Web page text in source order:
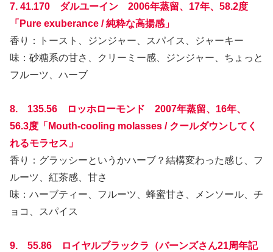
7. 41.170 ダルユーイン 2006年蒸留、17年、58.2度
「Pure exuberance / 純粋な高揚感」
香り：トースト、ジンジャー、スパイス、ジャーキー
味：砂糖系の甘さ、クリーミー感、ジンジャー、ちょっと
フルーツ、ハーブ
8. 135.56 ロッホローモンド 2007年蒸留、16年、
56.3度「Mouth-cooling molasses / クールダウンしてく
れるモラセス」
香り：グラッシーというかハーブ？結構変わった感じ、フ
ルーツ、紅茶感、甘さ
味：ハーブティー、フルーツ、蜂蜜甘さ、メンソール、チ
ョコ、スパイス
9. 55.86 ロイヤルブラックラ（バーンズさん21周年記